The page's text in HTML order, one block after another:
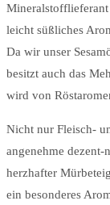
Mineralstofflieferant
leicht süßliches
Da wir unser
besitzt auch das
wird von
Nicht nur Fleisch-
angenehme
herzhafter
ein besonderes